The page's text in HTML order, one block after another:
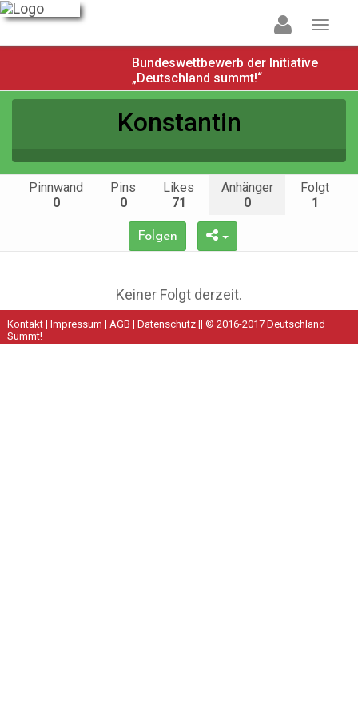
Bundeswettbewerb der Initiative
„Deutschland summt!“
Konstantin
Pinnwand
0
Pins
0
Likes
71
Anhänger
0
Folgt
1
Folgen
Keiner Folgt derzeit.
Kontakt| Impressum | AGB | Datenschutz|| © 2016-2017 Deutschland
Summt!